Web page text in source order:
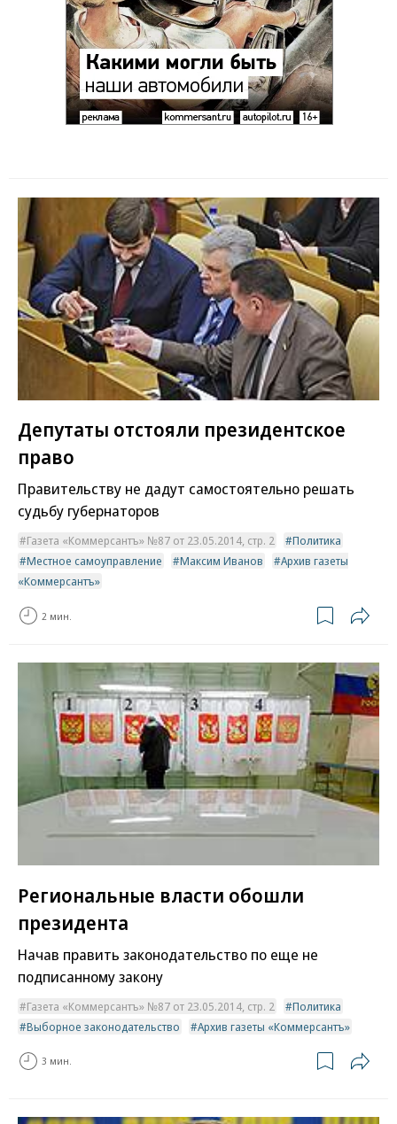
Депутаты отстояли президентское
право
Правительству не дадут самостоятельно решать
судьбу губернаторов
Газета «Коммерсантъ» №87 от 23.05.2014, стр. 2
Политика
Местное самоуправление
Максим Иванов
Архив газеты
«Коммерсантъ»
2 мин.
Региональные власти обошли
президента
Начав править законодательство по еще не
подписанному закону
Газета «Коммерсантъ» №87 от 23.05.2014, стр. 2
Политика
Выборное законодательство
Архив газеты «Коммерсантъ»
3 мин.